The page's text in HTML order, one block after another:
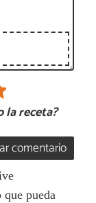
la receta?
comentario
pueda